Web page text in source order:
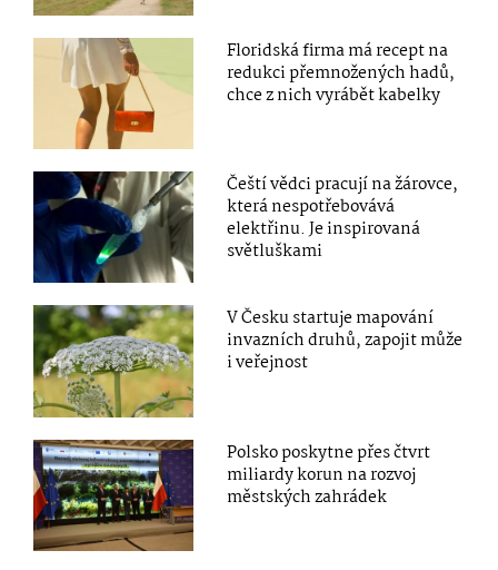
Floridská firma má recept na
redukci přemnožených hadů,
chce z nich vyrábět kabelky
Čeští vědci pracují na žárovce,
která nespotřebovává
elektřinu. Je inspirovaná
světluškami
V Česku startuje mapování
invazních druhů, zapojit může
i veřejnost
Polsko poskytne přes čtvrt
miliardy korun na rozvoj
městských zahrádek